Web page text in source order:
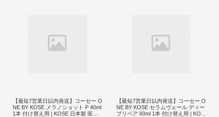
【最短7営業日以内発送】コーセー O
NE BY KOSE メラノショット P 40ml
1本 付け替え用 | KOSE 日本製 医薬
【最短7営業日以内発送】コーセー O
NE BY KOSE セラムヴェール ディー
プリペア 60ml 1本 付け替え用 | KOS